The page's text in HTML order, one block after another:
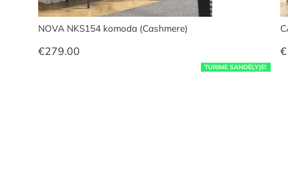
TURIME SANDĖLYJE!
NOVA NKS154 komoda (Cashmere)
€279.00 €